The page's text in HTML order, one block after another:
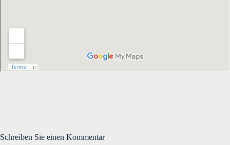
Schreiben Sie einen Kommentar